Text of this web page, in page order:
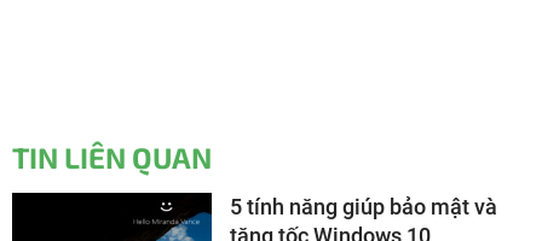
TIN LIÊN QUAN
5 tính năng giúp bảo mật và
tăng tốc Windows 10